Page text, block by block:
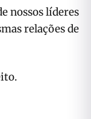
nossos líderes
relações de